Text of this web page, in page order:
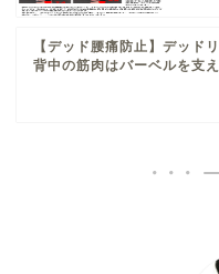
【デッド腰痛防止】デッド
背中の筋肉はバーベルを支